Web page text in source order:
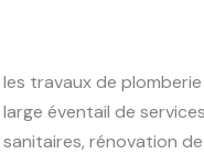
travaux de
éventail de
rénovation